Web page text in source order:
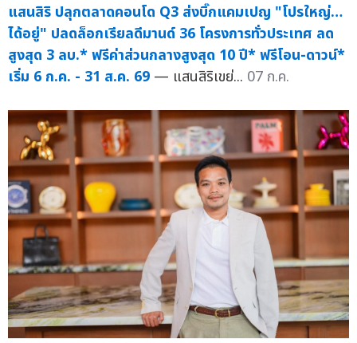
แสนสิริ ปลุกตลาดคอนโด Q3 ส่งบิ๊กแคมเปญ "โปรใหญ่…
ได้อยู่" ปลดล็อกเรียลดีมานด์ 36 โครงการทั่วประเทศ ลด
สูงสุด 3 ลบ.* ฟรีค่าส่วนกลางสูงสุด 10 ปี* ฟรีโอน-ดาวน์*
เริ่ม 6 ก.ค. - 31 ส.ค. 69 — แสนสิริเขย่... 07 ก.ค.